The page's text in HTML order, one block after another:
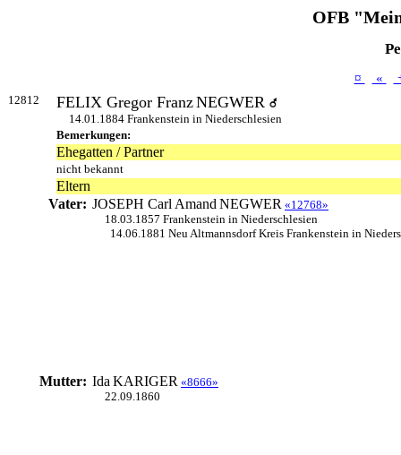
OFB
¤ «
12812 FELIX Gregor FranzNEGWER
14.01.1884 Frankenstein in Niederschlesien
Bemerkungen:
Ehegatten / Partner
nicht bekannt
Eltern
Vater: JOSEPH Carl Amand NEGWER «12768»
18.03.1857 Frankenstein in Niederschlesien
14.06.1881 Neu Altmannsdorf Kreis Frankenstein in
Mutter: Ida KARIGER «8666»
22.09.1860